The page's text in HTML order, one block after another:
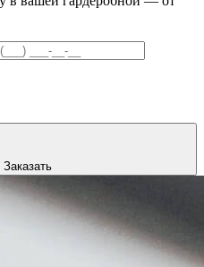
Заказать